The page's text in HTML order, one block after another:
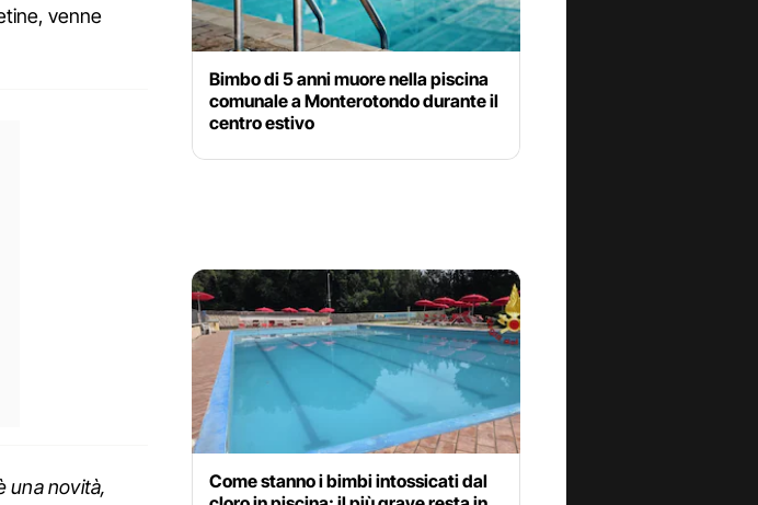
venne
una novità,
Bimbo di 5 anni muore nella piscina
comunale a Monterotondo durante il
centro estivo
Come stanno i bimbi intossicati dal